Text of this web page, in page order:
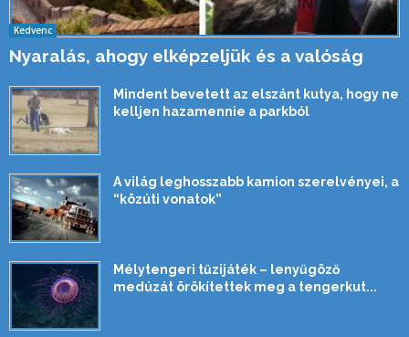
Kedvenc
Nyaralás, ahogy elképzeljük és a valóság
Mindent bevetett az elszánt kutya, hogy ne
kelljen hazamennie a parkból
A világ leghosszabb kamion szerelvényei, a
“közúti vonatok”
Mélytengeri tűzijáték – lenyűgöző
medúzát örökítettek meg a tengerkut...